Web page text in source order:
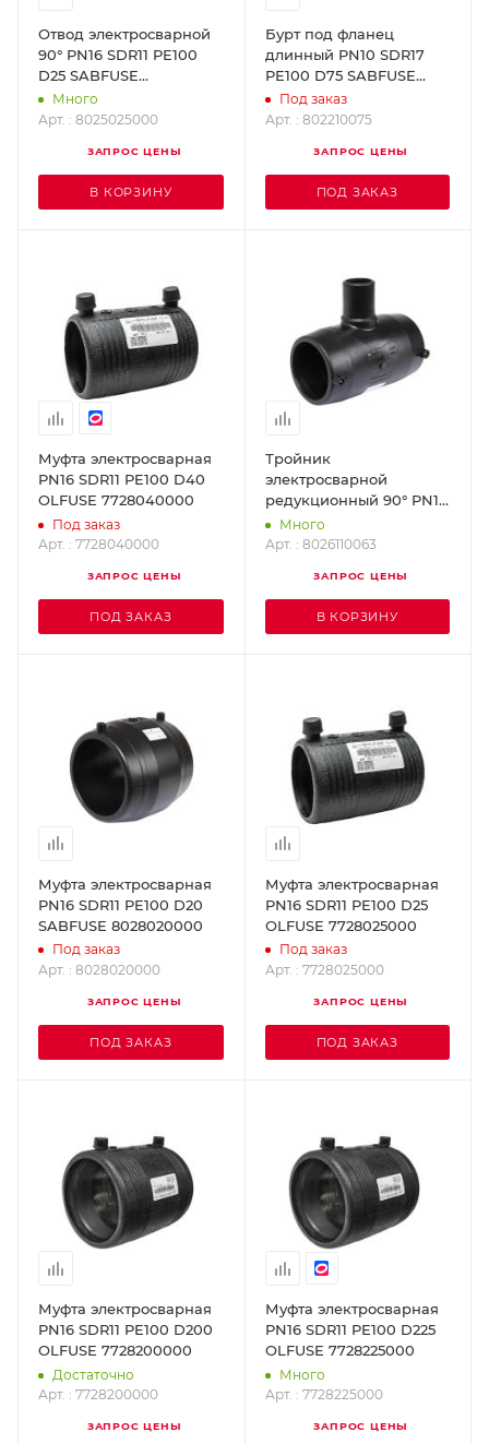
Отвод электросварной
90° PN16 SDR11 PE100
D25 SABFUSE
8025025000
Много
Арт. : 8025025000
ЗАПРОС ЦЕНЫ
В КОРЗИНУ
Бурт под фланец
длинный PN10 SDR17
PE100 D75 SABFUSE
802210075
Под заказ
Арт. : 802210075
ЗАПРОС ЦЕНЫ
ПОД ЗАКАЗ
Муфта электросварная
PN16 SDR11 PE100 D40
OLFUSE 7728040000
Под заказ
Арт. : 7728040000
ЗАПРОС ЦЕНЫ
ПОД ЗАКАЗ
Тройник
электросварной
редукционный 90° PN16
SDR11 PE100 D110x63
SABFUSE 8026110063
Много
Арт. : 8026110063
ЗАПРОС ЦЕНЫ
В КОРЗИНУ
Муфта электросварная
PN16 SDR11 PE100 D20
SABFUSE 8028020000
Под заказ
Арт. : 8028020000
ЗАПРОС ЦЕНЫ
ПОД ЗАКАЗ
Муфта электросварная
PN16 SDR11 PE100 D25
OLFUSE 7728025000
Под заказ
Арт. : 7728025000
ЗАПРОС ЦЕНЫ
ПОД ЗАКАЗ
Муфта электросварная
PN16 SDR11 PE100 D200
OLFUSE 7728200000
Достаточно
Арт. : 7728200000
ЗАПРОС ЦЕНЫ
Муфта электросварная
PN16 SDR11 PE100 D225
OLFUSE 7728225000
Много
Арт. : 7728225000
ЗАПРОС ЦЕНЫ